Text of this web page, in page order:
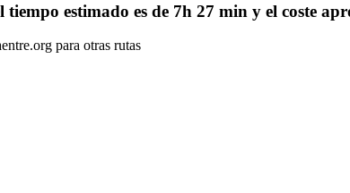
tiempo estimado es de 7h 27 min y el coste
para otras rutas